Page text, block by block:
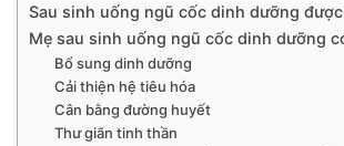
Sau sinh uống ngũ cốc dinh dưỡng
Mẹ sau sinh uống ngũ cốc dinh dưỡng
Bổ sung dinh dưỡng
Cải thiện hệ tiêu hóa
Cân bằng đường huyết
Thư giãn tinh thần